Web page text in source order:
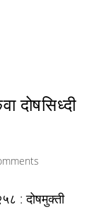
दोषसिध्दी
: दोषमुक्ती